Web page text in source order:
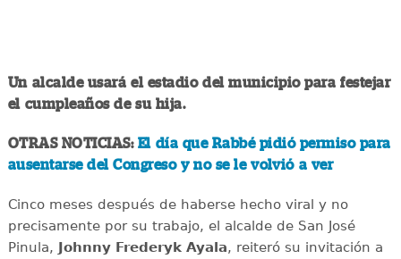
Un alcalde usará el estadio del municipio para festejar
el cumpleaños de su hija.
OTRAS NOTICIAS: El día que Rabbé pidió permiso para
ausentarse del Congreso y no se le volvió a ver
Cinco meses después de haberse hecho viral y no
precisamente por su trabajo, el alcalde de San José
Pinula, Johnny Frederyk Ayala, reiteró su invitación a